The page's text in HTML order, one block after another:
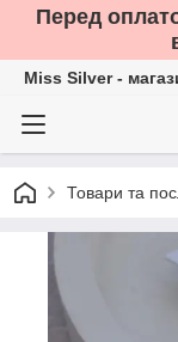
Перед
Miss Silver -
Товари та